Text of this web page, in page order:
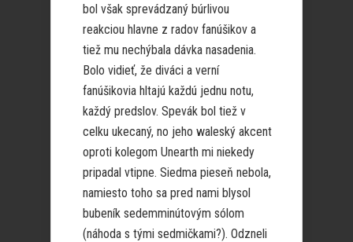
bol však sprevádzaný búrlivou
reakciou hlavne z radov fanúšikov a
tiež mu nechýbala dávka nasadenia.
Bolo vidieť, že diváci a verní
fanúšikovia hltajú každú jednu notu,
každý predslov. Spevák bol tiež v
celku ukecaný, no jeho waleský akcent
oproti kolegom Unearth mi niekedy
pripadal vtipne. Siedma pieseň nebola,
namiesto toho sa pred nami blysol
bubeník sedemminútovým sólom
(náhoda s tými sedmičkami?). Odzneli